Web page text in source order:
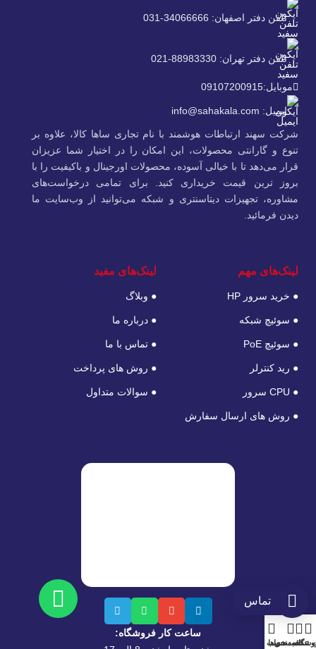
تلفن دفتر اصفهان: 34066666-031
تلفن دفتر تهران: 88983330-021
موبایل:09107200915
ایمیل: info@sahakala.com
شرکت سهند ارتباطات هوشمند با نام تجاری ساها کالا، علاوه‌ بر
تنوع و گارانتی محصولات، این امکان را در اختیار شما عزیزان
قرار می‌دهد تا با خیالی آسوده، محصولات اورجینال و باکیفیت را با
بروز ترین قیمت خریداری کنید. برای تمامی درخواست‌های
مشاوره، تجهیزات دیتاسنتری و شبکه می‌توانید از وب‌سایت ما
دیدن فرمائید.
لینک‌های مهم
● خرید سرور HP
● سوئیچ شبکه
● سوئیچ PoE
● رید کنترلر
● CPU سرور
● روش های ارسال سفارش
لینک‌های مفید
● وبلاگ
● درباره ما
● تماس با ما
● روش های پرداخت
● سوالات متداول
ساعت کار فروشگاه:
علاقه‌مندی‌ها
سبد خرید
حساب من
تماس